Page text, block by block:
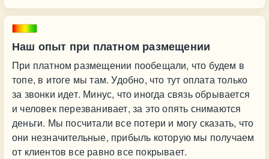
Наш опыт при платном размещении
При платном размещении пообещали, что будем в
топе, в итоге мы там. Удобно, что тут оплата только
за звонки идет. Минус, что иногда связь обрывается
и человек перезванивает, за это опять снимаются
деньги. Мы посчитали все потери и могу сказать, что
они незначительные, прибыль которую мы получаем
от клиентов все равно все покрывает.